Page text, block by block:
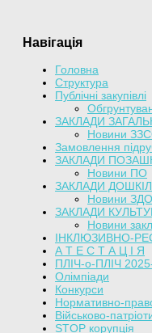
Навігація
Головна
Структура
Публічні закупівлі
ЗАКЛАДИ
Новини
Замовлення
ЗАКЛАДИ
Новини ПО
ЗАКЛАДИ
Новини ЗДО
ЗАКЛАДИ
Новини
ІНКЛЮЗИВНО-
А Т Е С Т А Ц І Я
ПЛІЧ-о-ПЛІЧ
Олімпіади
Конкурси
Нормативно-
Військово-
STOP корупція